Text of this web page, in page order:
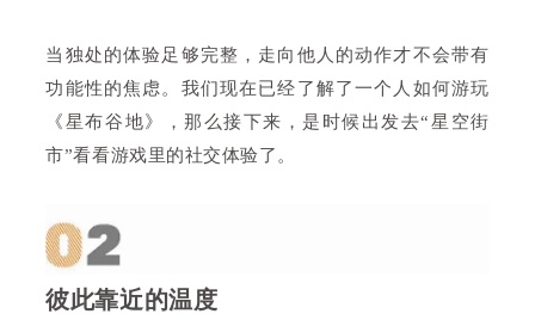
当独处的体验足够完整，走向他人的动作才不会带有
功能性的焦虑。我们现在已经了解了一个人如何游玩
《星布谷地》，那么接下来，是时候出发去“星空街
市”看看游戏里的社交体验了。
彼此靠近的温度